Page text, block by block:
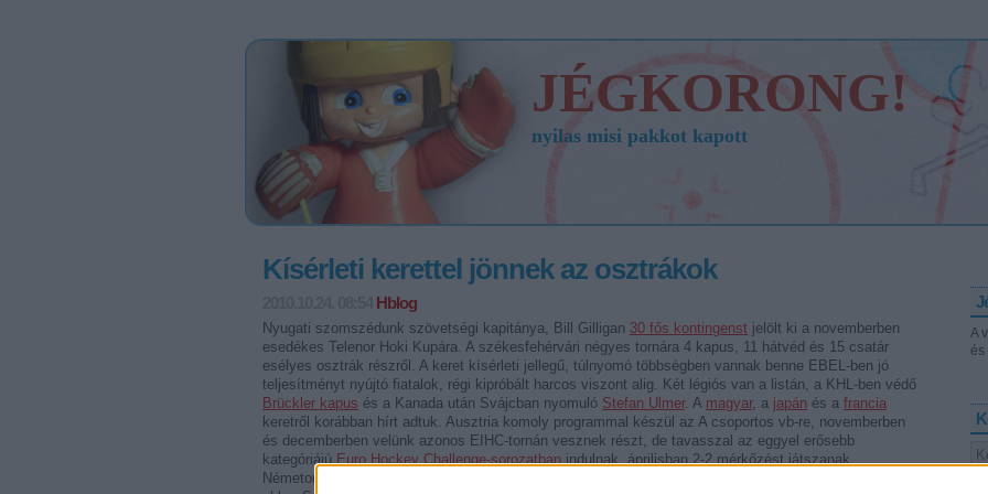
JÉGKORONG!
nyilas misi pakkot kapott
A
és
Kísérleti kerettel jönnek az osztrákok
Hblog
Nyugati szomszédunk szövetségi kapitánya, Bill Gilligan 30 fős kontingenst jelölt ki a novemberben
esedékes Telenor Hoki Kupára. A székesfehérvári négyes tornára 4 kapus, 11 hátvéd és 15 csatár
esélyes osztrák részről. A keret kísérleti jellegű, túlnyomó többségben vannak benne EBEL-ben jó
teljesítményt nyújtó fiatalok, régi kipróbált harcos viszont alig. Két légiós van a listán, a KHL-ben védő
Brückler kapus és a Kanada után Svájcban nyomuló Stefan Ulmer. A magyar, a japán és a francia
keretről korábban hírt adtuk. Ausztria komoly programmal készül az A csoportos vb-re, novemberben
és decemberben velünk azonos EIHC-tornán vesznek részt, de tavasszal az eggyel erősebb
kategóriájúEuro Hockey Challenge-sorozatbanindulnak, áprilisban 2-2 mérkőzést játszanak
Németországgal, Szlovákiával és Lettországgal. A vb előtti közvetlenül még két meccset terveznek,